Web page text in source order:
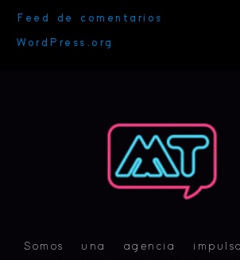
Feed de comentarios
WordPress.org
Somos una agencia